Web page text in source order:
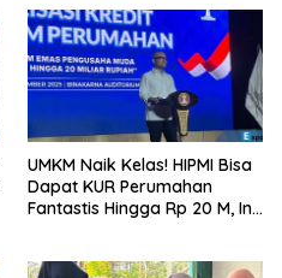
UMKM Naik Kelas! HIPMI Bisa
Dapat KUR Perumahan
Fantastis Hingga Rp 20 M, Ini